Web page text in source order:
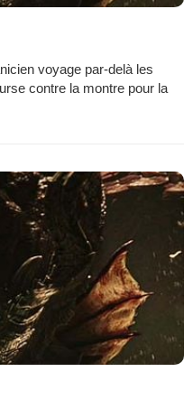
voyage par-delà les
contre la montre pour la